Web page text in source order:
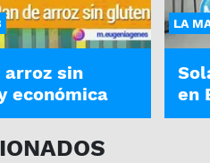
arroz sin
económica
LA
en